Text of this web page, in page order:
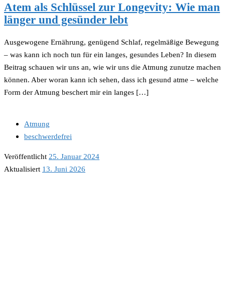
Atem als Schlüssel zur Longevity: Wie man
länger und gesünder lebt
Ausgewogene Ernährung, genügend Schlaf, regelmäßige Bewegung
– was kann ich noch tun für ein langes, gesundes Leben? In diesem
Beitrag schauen wir uns an, wie wir uns die Atmung zunutze machen
können. Aber woran kann ich sehen, dass ich gesund atme – welche
Form der Atmung beschert mir ein langes […]
Atmung
beschwerdefrei
Veröffentlicht 25. Januar 2024
Aktualisiert 13. Juni 2026